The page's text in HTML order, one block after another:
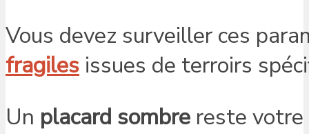
Vous devez surveiller ces
fragiles issues de terroirs
Un placard sombre reste